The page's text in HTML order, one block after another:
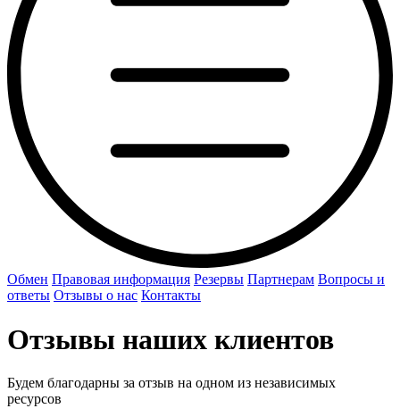
Обмен Правовая информация Резервы Партнерам Вопросы и
ответы Отзывы о нас Контакты
Отзывы наших клиентов
Будем благодарны за отзыв на одном из независимых
ресурсов